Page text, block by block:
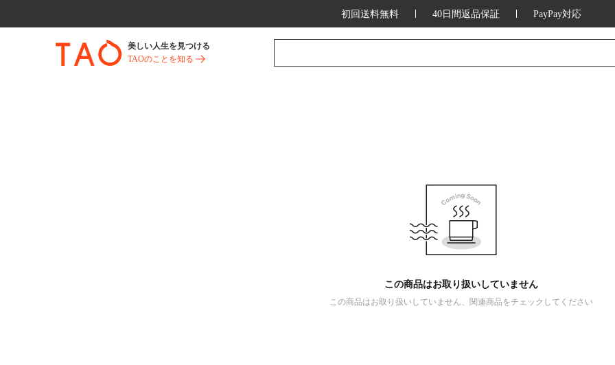
初回送料無料 40日間返品保証 PayPay対応
美しい人生を見つける
TAOのことを知る
この商品はお取り扱いしていません
この商品はお取り扱いしていません、関連商品をチェックしてください